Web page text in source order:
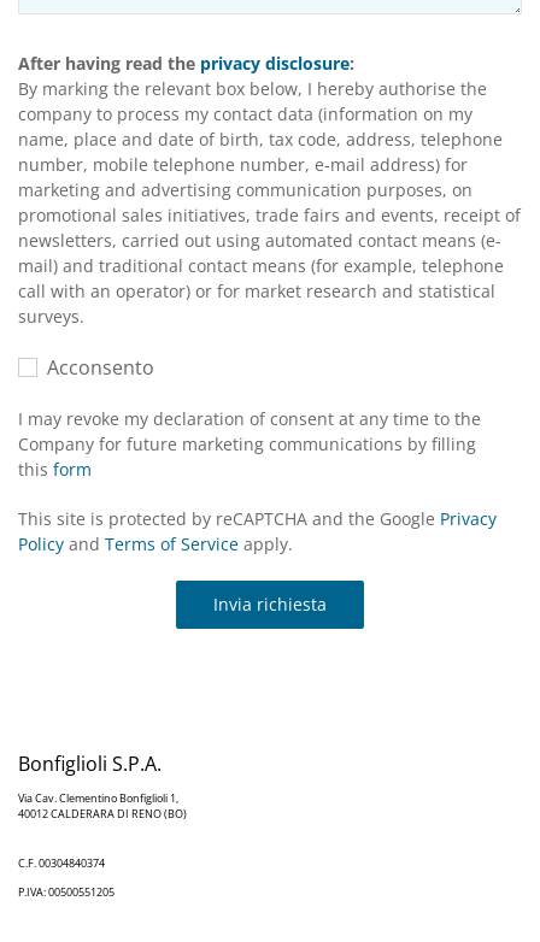
After having read the privacy disclosure:
By marking the relevant box below, I hereby authorise the
company to process my contact data (information on my
name, place and date of birth, tax code, address, telephone
number, mobile telephone number, e-mail address) for
marketing and advertising communication purposes, on
promotional sales initiatives, trade fairs and events, receipt of
newsletters, carried out using automated contact means (e-
mail) and traditional contact means (for example, telephone
call with an operator) or for market research and statistical
surveys.
Acconsento
I may revoke my declaration of consent at any time to the
Company for future marketing communications by filling
this form
This site is protected by reCAPTCHA and the Google Privacy
Policy and Terms of Service apply.
Invia richiesta
Bonfiglioli S.P.A.
Via Cav. Clementino Bonfiglioli 1,
40012 CALDERARA DI RENO (BO)
C.F. 00304840374
P.IVA: 00500551205